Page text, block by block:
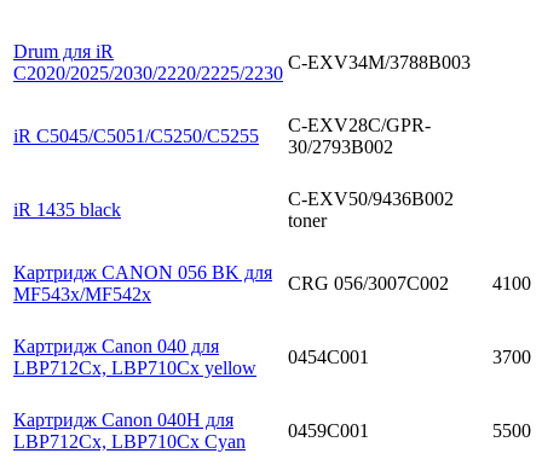
Drum для iR
C2020/2025/2030/2220/2225/2230
C-EXV34M/3788B003
iR C5045/C5051/C5250/C5255
C-EXV28C/GPR-
30/2793B002
iR 1435 black
C-EXV50/9436B002
toner
Картридж CANON 056 BK для
MF543x/MF542x
CRG 056/3007C002 4100
Картридж Canon 040 для
LBP712Cx, LBP710Cx yellow
0454C001 3700
Картридж Canon 040H для
LBP712Cx, LBP710Cx Cyan
0459C001 5500